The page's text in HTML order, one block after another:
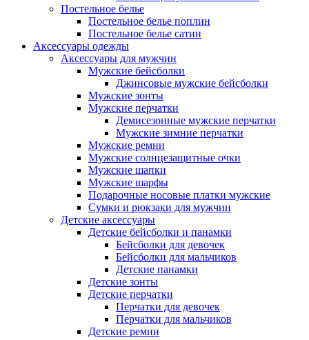
Постельное белье
Постельное белье поплин
Постельное белье сатин
Аксессуары одежды
Аксессуары для мужчин
Мужские бейсболки
Джинсовые мужские бейсболки
Мужские зонты
Мужские перчатки
Демисезонные мужские перчатки
Мужские зимние перчатки
Мужские ремни
Мужские солнцезащитные очки
Мужские шапки
Мужские шарфы
Подарочные носовые платки мужские
Сумки и рюкзаки для мужчин
Детские аксессуары
Детские бейсболки и панамки
Бейсболки для девочек
Бейсболки для мальчиков
Детские панамки
Детские зонты
Детские перчатки
Перчатки для девочек
Перчатки для мальчиков
Детские ремни